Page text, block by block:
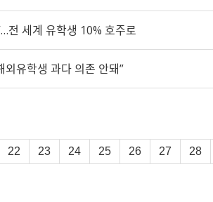
전 세계 유학생 10% 호주로
외유학생 과다 의존 안돼”
22 23 24 25 26 27 28